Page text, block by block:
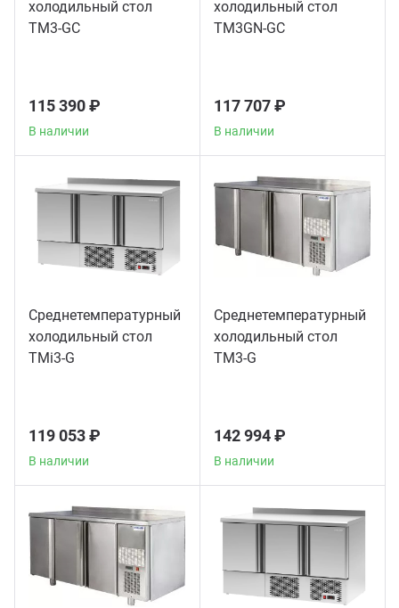
холодильный стол
TM3-GС
115 390 ₽
В наличии
холодильный стол
TM3GN-GС
117 707 ₽
В наличии
Среднетемпературный
холодильный стол
TMi3-G
119 053 ₽
В наличии
Среднетемпературный
холодильный стол
TM3-G
142 994 ₽
В наличии